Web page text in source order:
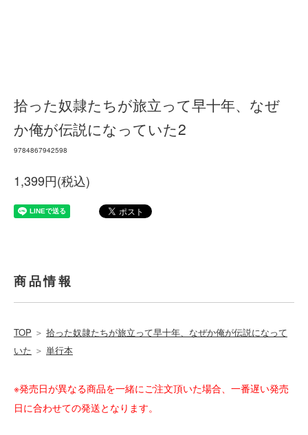
拾った奴隷たちが旅立って早十年、なぜ
か俺が伝説になっていた2
9784867942598
1,399円(税込)
商品情報
TOP ＞ 拾った奴隷たちが旅立って早十年、なぜか俺が伝説になって
いた ＞ 単行本
※発売日が異なる商品を一緒にご注文頂いた場合、一番遅い発売
日に合わせての発送となります。